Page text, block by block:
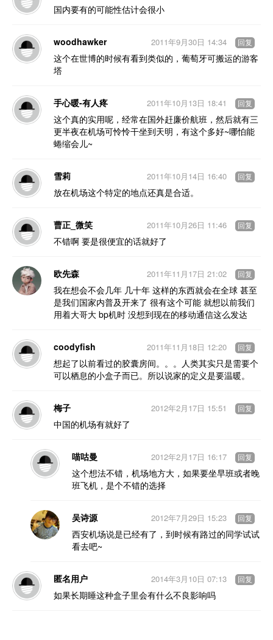
国内要有的可能性估计会很小
woodhawker
这个在世博的时候有看到类似的，葡萄牙可搬运的游客
塔
2011年9月30日 14:34 回复
手心暖-有人疼
这个真的实用呢，经常在国外赶廉价航班，然后就有三
更半夜在机场可怜怜干坐到天明，有这个多好~哪怕能
蜷缩会儿~
2011年10月13日 18:41 回复
雪莉
放在机场这个特定的地点还真是合适。
2011年10月14日 16:40 回复
曹正_微笑
不错啊 要是很便宜的话就好了
2011年10月26日 11:46 回复
欧先森
我在想会不会几年 几十年 这样的东西就会在全球 甚至
是我们国家内普及开来了 很有这个可能 就想以前我们
用着大哥大 bp机时 没想到现在的移动通信这么发达
2011年11月17日 21:02 回复
coodyfish
想起了以前看过的胶囊房间。。。人类其实只是需要个
可以栖息的小盒子而已。所以说家的定义是要温暖。
2011年11月18日 12:20 回复
梅子
中国的机场有就好了
2012年2月17日 15:51 回复
喵咕曼
这个想法不错，机场地方大，如果要坐早班或者晚
班飞机，是个不错的选择
2012年2月17日 16:17 回复
吴诗源
西安机场说是已经有了，到时候有路过的同学试试
看去吧~
2012年7月29日 15:23 回复
匿名用户
如果长期睡这种盒子里会有什么不良影响吗
2014年3月10日 07:13 回复